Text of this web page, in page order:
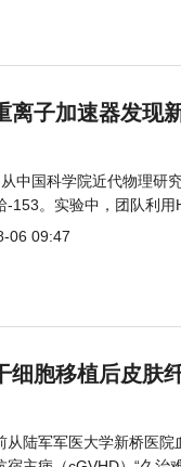
离子加速器发现
中国科学院近代物理研
-153。实验中，团队利
06 09:47
细胞移植后皮肤
从陆军军医大学新桥医